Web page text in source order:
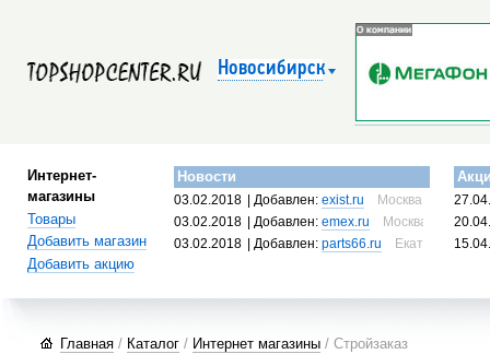
Новосибирск
Интернет-
магазины
Товары
Добавить магазин
Добавить акцию
Новости
03.02.2018 | Добавлен:exist.ru
Москва, Россия
03.02.2018
| Добавлен:emex.ru
Москва, Россия
03.02.2018
| Добавлен:parts66.ru Екатеринбург,
Главная / Каталог / Интернет магазины / Стройзаказ